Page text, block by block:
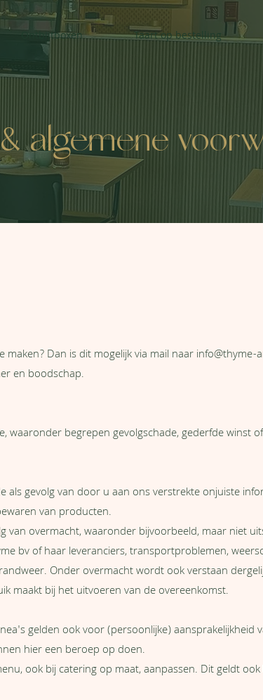
Ontbijtboxen Taart op bestelling
algemene
Dan is dit mogelijk via mail naarinfo@thyme-
en boodschap.
waaronder begrepen gevolgschade, gederfde winst
als gevolg van door u aan ons verstrekte onjuiste
van producten.
van overmacht, waaronder bijvoorbeeld, maar niet
bv of haar leveranciers, transportproblemen,
Onder overmacht wordt ook verstaan
maakt bij het uitvoeren van de overeenkomst.
gelden ook voor (persoonlijke) aansprakelijkheid
hier een beroep op doen.
ook bij catering op maat, aanpassen. Dit geldt